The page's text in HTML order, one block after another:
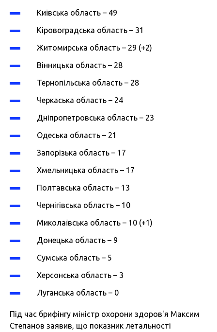
Київська область – 49
Кіровоградська область – 31
Житомирська область – 29 (+2)
Вінницька область – 28
Тернопільська область – 28
Черкаська область – 24
Дніпропетровська область – 23
Одеська область – 21
Запорізька область – 17
Хмельницька область – 17
Полтавська область – 13
Чернігівська область – 10
Миколаївська область – 10 (+1)
Донецька область – 9
Сумська область – 5
Херсонська область – 3
Луганська область – 0
Під час брифінгу міністр охорони здоров'я Максим
Степанов заявив, що показник летальності